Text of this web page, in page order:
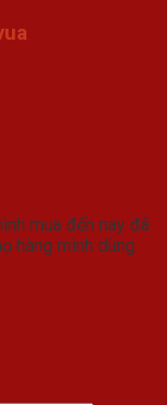
mua đến nay đã
hàng mình dùng